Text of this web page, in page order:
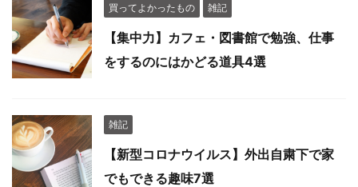
買ってよかったもの 雑記
【集中力】カフェ・図書館で勉強、仕事
をするのにはかどる道具4選
雑記
【新型コロナウイルス】外出自粛下で家
でもできる趣味7選